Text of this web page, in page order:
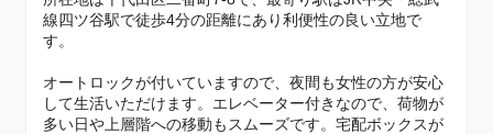
線四ツ谷駅で徒歩4分の距離にあり利便性の良い立地で
す。
オートロックが付いていますので、夜間も女性の方が安心
して生活いただけます。エレベーター付きなので、荷物が
多い日や上層階への移動もスムーズです。宅配ボックスが